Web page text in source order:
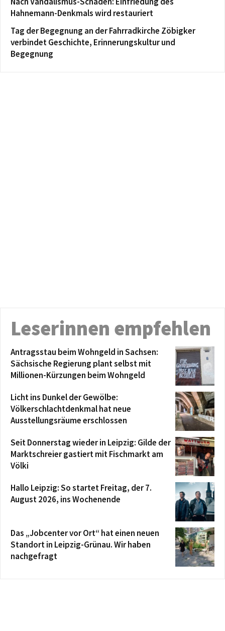
Hahnemann-Denkmals wird restauriert
Tag der Begegnung an der Fahrradkirche Zöbigker
verbindet Geschichte, Erinnerungskultur und
Begegnung
Leserinnen empfehlen
Antragsstau beim Wohngeld in Sachsen:
Sächsische Regierung plant selbst mit
Millionen-Kürzungen beim Wohngeld
Licht ins Dunkel der Gewölbe:
Völkerschlachtdenkmal hat neue
Ausstellungsräume erschlossen
Seit Donnerstag wieder in Leipzig: Gilde der
Marktschreier gastiert mit Fischmarkt am
Völki
Hallo Leipzig: So startet Freitag, der 7.
August 2026, ins Wochenende
Das „Jobcenter vor Ort“ hat einen neuen
Standort in Leipzig-Grünau. Wir haben
nachgefragt